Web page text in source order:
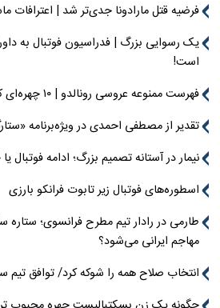
فرضیه قتل مارادونا جدی‌تر شد | اعترافات
یک رسوایی بزرگ | فدراسیون فوتبال به
است!
فهرست ممنوعه عروسی رونالدو | ۱۰ چهره‌ای که دعوت نمی‌شوند
تقدیر از مصطفی احمدی در ویژه‌برنامه
نیمار در آستانه تصمیم بزرگ؛ ادامه فوتبال
اسطوره‌های فوتبال زیر تابوت فرانکو بارزی
طارمی در رادار تیم مطرح فرانسوی؛
مهاجم ایرانی می‌شود؟
انتخاب صلاح همه را شوکه کرد/ توافق تیم